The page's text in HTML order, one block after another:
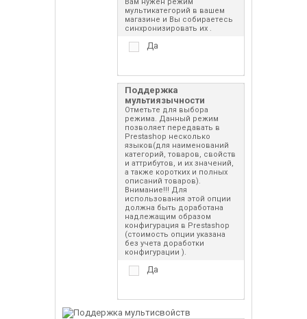
мультикатегорий в вашем
магазине и Вы собираетесь
синхронизировать их .
Да
Поддержка
мультиязычности
Отметьте для выбора
режима. Данный режим
позволяет передавать в
Prestashop несколько
языков(для наименований
категорий, товаров, свойств
и аттрибутов, и их значений,
а также коротких и полных
описаний товаров).
Внимание!!! Для
использования этой опции
должна быть доработана
надлежащим образом
конфигурация в Prestashop
(стоимость опции указана
без учета доработки
конфигурации ).
Да